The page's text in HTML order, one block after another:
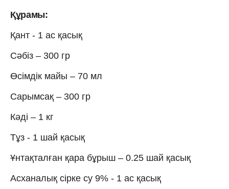
Құрамы:
Қант - 1 ас қасық
Сәбіз – 300 гр
Өсімдік майы – 70 мл
Сарымсақ – 300 гр
Кәді – 1 кг
Тұз - 1 шай қасық
Ұнтақталған қара бұрыш – 0.25 шай қасық
Асханалық сірке су 9% - 1 ас қасық